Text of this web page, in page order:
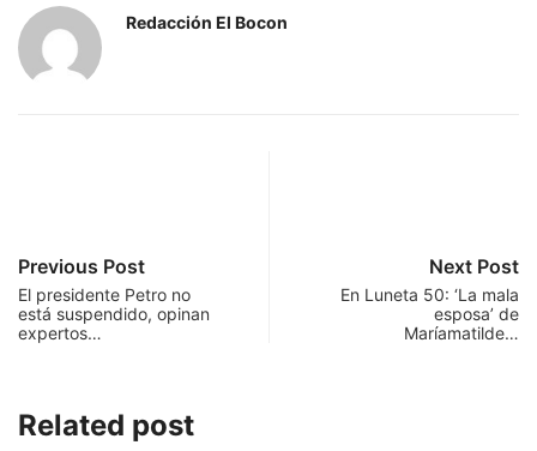
Redacción El Bocon
Previous Post
El presidente Petro no
está suspendido, opinan
expertos…
Next Post
En Luneta 50: ‘La mala
esposa’ de
Maríamatilde…
Related post